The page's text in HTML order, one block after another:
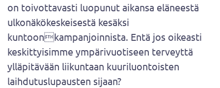
on toivottavasti luopunut aikansa eläneestä
ulkonäkökeskeisestä kesäksi
kuntoonkampanjoinnista. Entä jos oikeasti
keskittyisimme ympärivuotiseen terveyttä
ylläpitävään liikuntaan kuuriluontoisten
laihdutuslupausten sijaan?